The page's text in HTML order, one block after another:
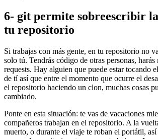
6- git permite sobreescribir
tu repositorio
Si trabajas con más gente, en tu repositorio no
solo tú. Tendrás código de otras personas, harás
requests. Hay alguien que puede estar tocando
de tí así que entre el momento que ocurre el
el repositorio haciendo un clon, muchas cosas
cambiado.
Ponte en esta situación: te vas de vacaciones
compañeros trabajan en el repositorio. A la
muerto, o durante el viaje te roban el portátil,